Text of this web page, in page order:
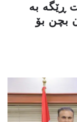
ڕێگە بە
بچن بۆ